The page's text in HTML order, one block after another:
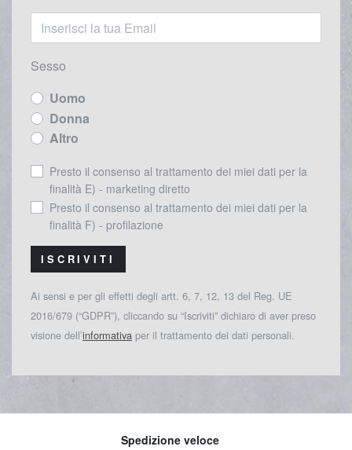
Sesso
Uomo
Donna
Altro
Presto il consenso al trattamento dei miei dati per la
finalità E) - marketing diretto
Presto il consenso al trattamento dei miei dati per la
finalità F) - profilazione
ISCRIVITI
Ai sensi e per gli effetti degli artt. 6, 7, 12, 13 del Reg. UE
2016/679 (“GDPR”), cliccando su “Iscriviti” dichiaro di aver preso
visione dell’informativa per il trattamento dei dati personali.
Spedizione veloce